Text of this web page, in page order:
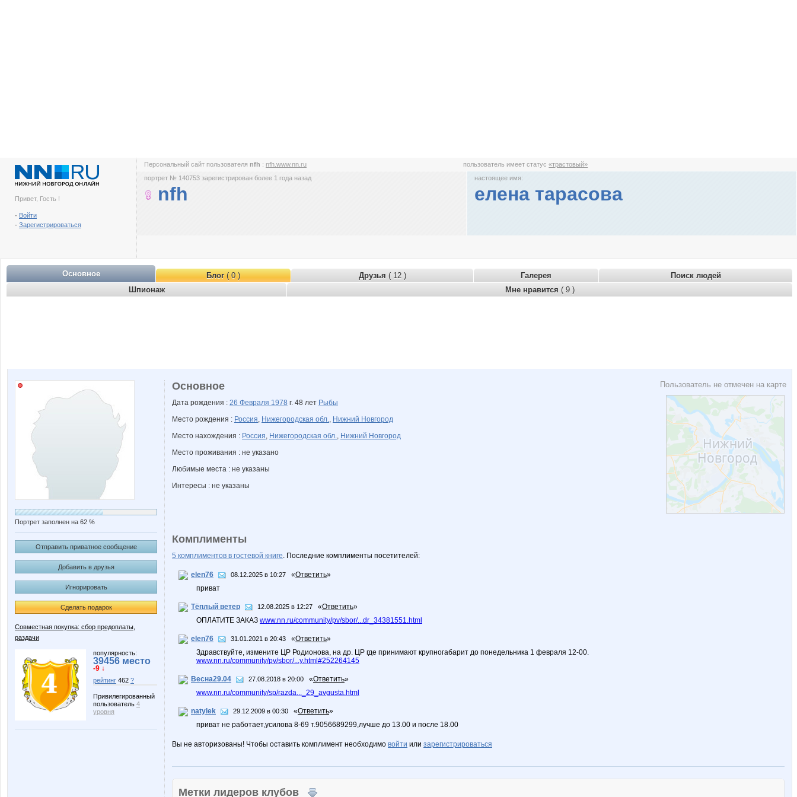
Привет, Гость !
- Войти
- Зарегистрироваться
Персональный сайт пользователя nfh : nfh.www.nn.ru пользователь имеет статус«трастовый»
портрет № 140753 зарегистрирован более 1 года назад
nfh
настоящее имя:
елена тарасова
Основное Блог( 0 ) Друзья ( 12 ) Галерея
Поиск людей
Шпионаж
Мне нравится ( 9 )
Портрет заполнен на 62 %
Отправить приватное сообщение
Добавить в друзья
Игнорировать
Сделать подарок
Совместная покупка: сбор предоплаты,
раздачи
популярность:
39456 место
-9 ↓
рейтинг 462 ?
Привилегированный
пользователь 4
уровня
Пользователь не отмечен на карте
Основное
Дата рождения : 26 Февраля 1978 г. 48 лет Рыбы
Место рождения : Россия, Нижегородская обл., Нижний Новгород
Место нахождения : Россия, Нижегородская обл., Нижний Новгород
Место проживания : не указано
Любимые места : не указаны
Интересы : не указаны
Комплименты
5 комплиментов в гостевой книге. Последние комплименты посетителей:
elen76 08.12.2025 в 10:27 «Ответить»
приват
Тёплый ветер 12.08.2025 в 12:27 «Ответить»
ОПЛАТИТЕ ЗАКАЗ www.nn.ru/community/pv/sbor/...dr_34381551.html
elen76 31.01.2021 в 20:43 «Ответить»
Здравствуйте, измените ЦР Родионова, на др. ЦР где принимают крупногабарит до понедельника 1 февраля 12-00.
www.nn.ru/community/pv/sbor/...y.html#252264145
Весна29.04 27.08.2018 в 20:00 «Ответить»
www.nn.ru/community/sp/razda..._29_avgusta.html
natylek 29.12.2009 в 00:30 «Ответить»
приват не работает,усилова 8-69 т.9056689299,лучше до 13.00 и после 18.00
Вы не авторизованы! Чтобы оставить комплимент необходимо войти или зарегистрироваться
Метки лидеров клубов